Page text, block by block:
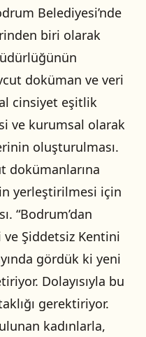
Belediyesi’nde
biri olarak
doküman ve veri
cinsiyet eşitlik
ve kurumsal olarak
oluşturulması.
dokümanlarına
yerleştirilmesi için
“Bodrum’dan
ve Şiddetsiz Kentini
gördük ki yeni
Dolayısıyla bu
gerektiriyor.
kadınlarla,